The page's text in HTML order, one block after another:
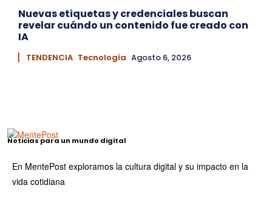
Nuevas etiquetas y credenciales buscan
revelar cuándo un contenido fue creado con
IA
▏ TENDENCIA Tecnología Agosto 6, 2026
Noticias para un mundo digital
En MentePost exploramos la cultura digital y su impacto en la
vida cotidiana